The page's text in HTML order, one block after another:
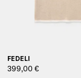
FEDELI
399,00 €